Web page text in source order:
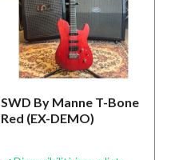
SWD By Manne T-Bone
Red (EX-DEMO)